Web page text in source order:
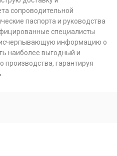
сопроводительной
паспорта и руководства
специалисты
исчерпывающую информацию о
наиболее выгодный и
гарантируя